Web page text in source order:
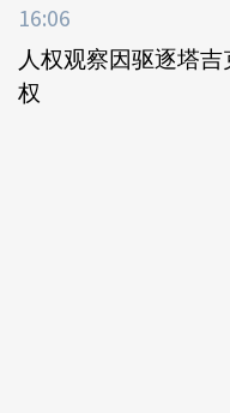
16:06
人权观察因驱逐塔
权